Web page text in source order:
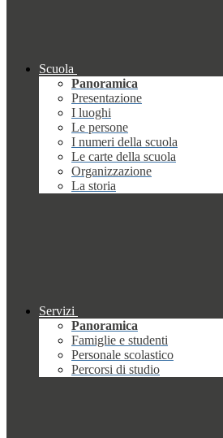
Scuola
Panoramica
Presentazione
I luoghi
Le persone
I numeri della scuola
Le carte della scuola
Organizzazione
La storia
Servizi
Panoramica
Famiglie e studenti
Personale scolastico
Percorsi di studio